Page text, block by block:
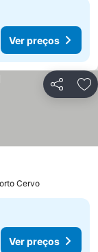
Ver preços
Partilhar
Cervo
Ver preços